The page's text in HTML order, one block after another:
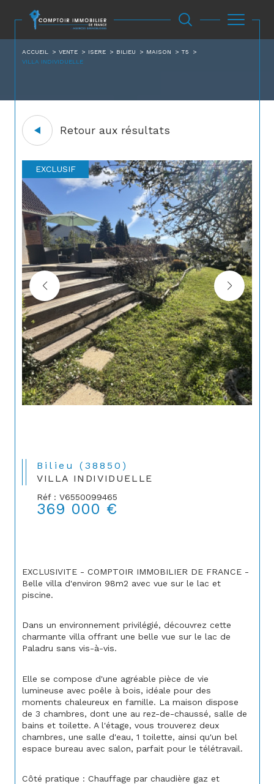
ACCUEIL VENTE ISERE BILIEU MAISON
T5
VILLA INDIVIDUELLE
Retour aux résultats
EXCLUSIF
Bilieu (38850)
VILLA INDIVIDUELLE
Réf : V6550099465
369 000 €
EXCLUSIVITE - COMPTOIR IMMOBILIER DE FRANCE -
Belle villa d'environ 98m2 avec vue sur le lac et
piscine.
Dans un environnement privilégié, découvrez cette
charmante villa offrant une belle vue sur le lac de
Paladru sans vis-à-vis.
Elle se compose d'une agréable pièce de vie
lumineuse avec poêle à bois, idéale pour des
moments chaleureux en famille. La maison dispose
de 3 chambres, dont une au rez-de-chaussé, salle de
bains et toilette. A l'étage, vous trouverez deux
chambres, une salle d'eau, 1 toilette, ainsi qu'un bel
espace bureau avec salon, parfait pour le télétravail.
Côté pratique : Chauffage par chaudière gaz et